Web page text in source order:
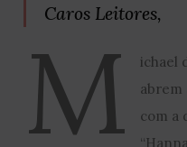
Caros Leitores,
M
ichael
abrem
com a